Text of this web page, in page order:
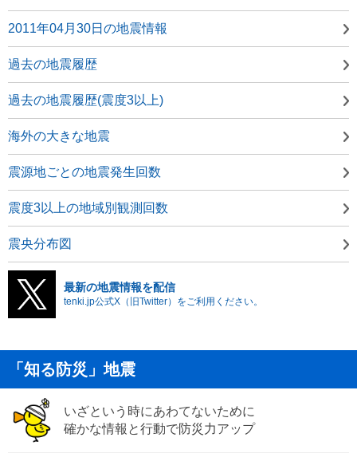
2011年04月30日の地震情報
過去の地震履歴
過去の地震履歴(震度3以上)
海外の大きな地震
震源地ごとの地震発生回数
震度3以上の地域別観測回数
震央分布図
最新の地震情報を配信
tenki.jp公式X（旧Twitter）をご利用ください。
「知る防災」地震
いざという時にあわてないために
確かな情報と行動で防災力アップ